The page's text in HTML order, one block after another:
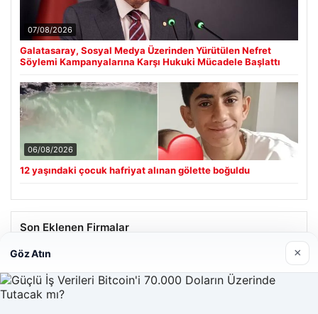
07/08/2026
Galatasaray, Sosyal Medya Üzerinden Yürütülen Nefret
Söylemi Kampanyalarına Karşı Hukuki Mücadele Başlattı
06/08/2026
12 yaşındaki çocuk hafriyat alınan gölette boğuldu
Son Eklenen Firmalar
Hastaş Beton
26/05/2026
Göz Atın ×